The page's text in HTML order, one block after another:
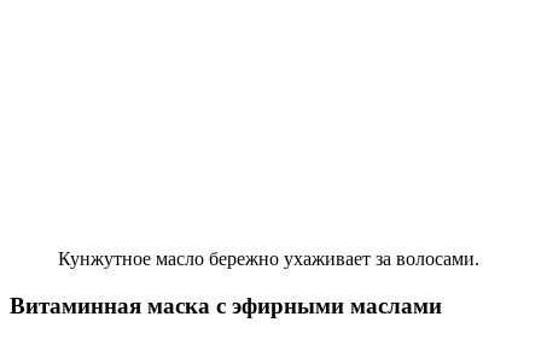
Кунжутное масло бережно ухаживает за волосами.
Витаминная маска с эфирными маслами